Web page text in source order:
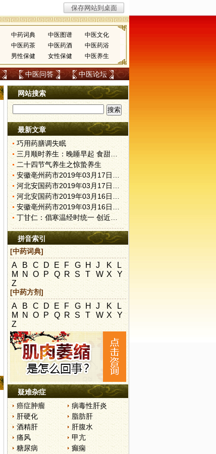
中药词典 中医图谱
中医文化
中医药茶 中医药酒
中医药浴
男性保健 女性保健 中医养生
中医问答 中医论坛
网站搜索
最新文章
巧用药膳调失眠
三月顺时养生：晚睡早起 食甜养肝
二十四节气养生之惊蛰养生
安徽亳州药市2019年03月17日快讯
河北安国药市2019年03月17日快讯
河北安国药市2019年03月16日快讯
安徽亳州药市2019年03月16日快讯
丁甘仁：倡寒温经时统一 创近代中医教育
拼音索引
[中药词典]
A B C D E F G H J K
L
M N O P Q R S T W X
Y
Z
[中药方剂]
A B C D E F G H J K
L
M N O P Q R S T W X
Y
Z
疑难杂症
癌症肿瘤
病毒性肝炎
肝硬化
脂肪肝
酒精肝
肝腹水
痛风
甲亢
糖尿病
癫痫